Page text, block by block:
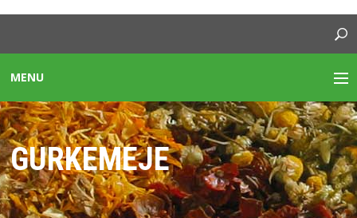
MENU
URTEBLANDINGER HESTE
SPECIALBLANDING HEST
GURKEMEJE